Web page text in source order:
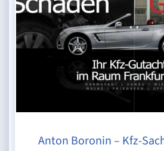
Anton Boronin – Kfz-